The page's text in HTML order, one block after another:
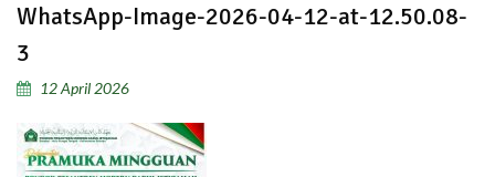
WhatsApp-Image-2026-04-12-at-12.50.08-
3
12 April 2026